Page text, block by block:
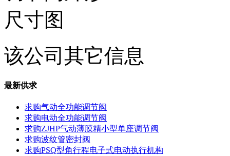
该公司其它信息
最新供求
求购气动全功能调节阀
求购电动全功能调节阀
求购ZJHP气动薄膜精小型单座调节阀
求购波纹管密封阀
求购PSQ型角行程电子式电动执行机构